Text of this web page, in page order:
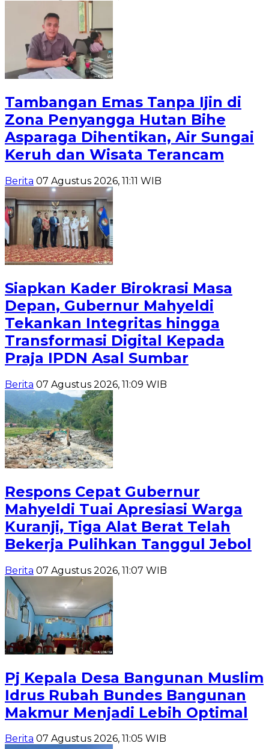
Tambangan Emas Tanpa Ijin di
Zona Penyangga Hutan Bihe
Asparaga Dihentikan, Air Sungai
Keruh dan Wisata Terancam
Berita 07 Agustus 2026, 11:11 WIB
Siapkan Kader Birokrasi Masa
Depan, Gubernur Mahyeldi
Tekankan Integritas hingga
Transformasi Digital Kepada
Praja IPDN Asal Sumbar
Berita 07 Agustus 2026, 11:09 WIB
Respons Cepat Gubernur
Mahyeldi Tuai Apresiasi Warga
Kuranji, Tiga Alat Berat Telah
Bekerja Pulihkan Tanggul Jebol
Berita 07 Agustus 2026, 11:07 WIB
Pj Kepala Desa Bangunan Muslim
Idrus Rubah Bundes Bangunan
Makmur Menjadi Lebih Optimal
Berita 07 Agustus 2026, 11:05 WIB